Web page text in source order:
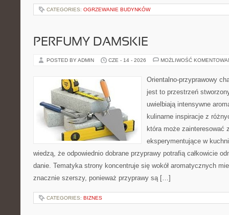
CATEGORIES: OGRZEWANIE BUDYNKÓW
PERFUMY DAMSKIE
POSTED BY ADMIN CZE - 14 - 2026 MOŻLIWOŚĆ
Orientalno-przyprawowy
jest to przestrzeń
uwielbiają intensywne
kulinarne inspiracje z
która może zainteresować
eksperymentujące w
wiedzą, że odpowiednio dobrane przyprawy potrafią całkowicie
danie. Tematyka strony koncentruje się wokół aromatycznych
znacznie szerszy, ponieważ przyprawy są […]
CATEGORIES: BIZNES